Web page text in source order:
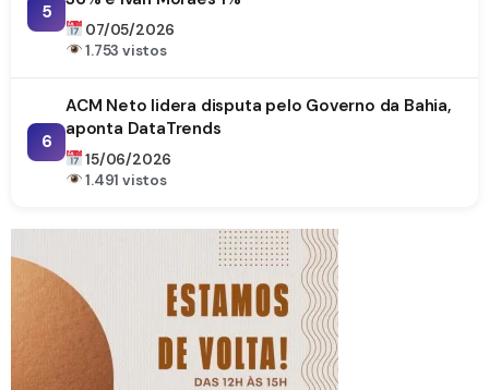
5
07/05/2026
1.753 vistos
6
ACM Neto lidera disputa pelo Governo da Bahia,
aponta DataTrends
15/06/2026
1.491 vistos